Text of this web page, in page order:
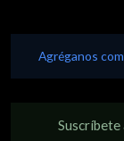
Agréganos
Suscríbete